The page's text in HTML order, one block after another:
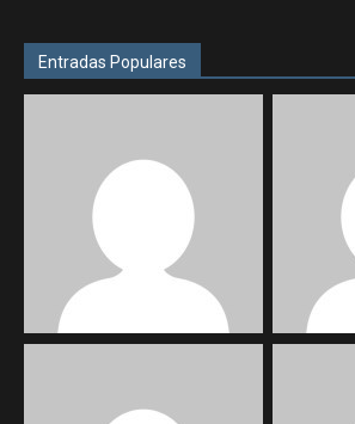
Entradas Populares